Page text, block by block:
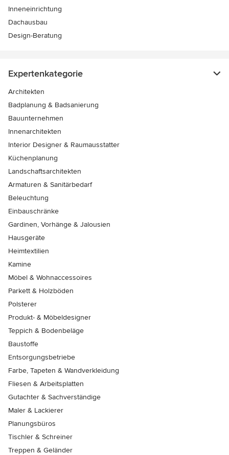
Inneneinrichtung
Dachausbau
Design-Beratung
Expertenkategorie
Architekten
Badplanung & Badsanierung
Bauunternehmen
Innenarchitekten
Interior Designer & Raumausstatter
Küchenplanung
Landschaftsarchitekten
Armaturen & Sanitärbedarf
Beleuchtung
Einbauschränke
Gardinen, Vorhänge & Jalousien
Hausgeräte
Heimtextilien
Kamine
Möbel & Wohnaccessoires
Parkett & Holzböden
Polsterer
Produkt- & Möbeldesigner
Teppich & Bodenbeläge
Baustoffe
Entsorgungsbetriebe
Farbe, Tapeten & Wandverkleidung
Fliesen & Arbeitsplatten
Gutachter & Sachverständige
Maler & Lackierer
Planungsbüros
Tischler & Schreiner
Treppen & Geländer